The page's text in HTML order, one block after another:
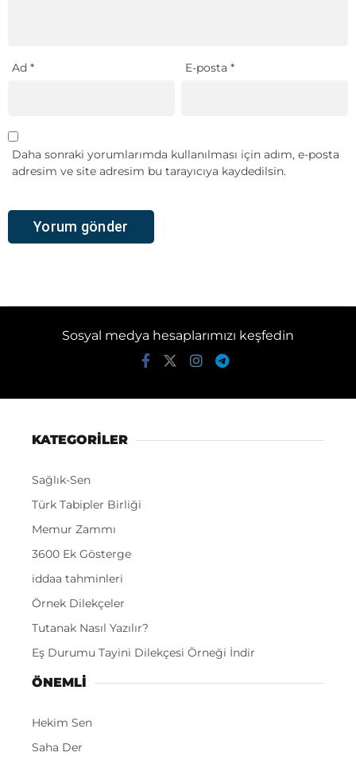
Ad * E-posta*
Daha sonraki yorumlarımda kullanılması için adım, e-posta
adresim ve site adresim bu tarayıcıya kaydedilsin.
Sosyal medya hesaplarımızı keşfedin
KATEGORİLER
Sağlık-Sen
Türk Tabipler Birliği
Memur Zammı
3600 Ek Gösterge
iddaa tahminleri
Örnek Dilekçeler
Tutanak Nasıl Yazılır?
Eş Durumu Tayini Dilekçesi Örneği İndir
ÖNEMLI
Hekim Sen
Saha Der